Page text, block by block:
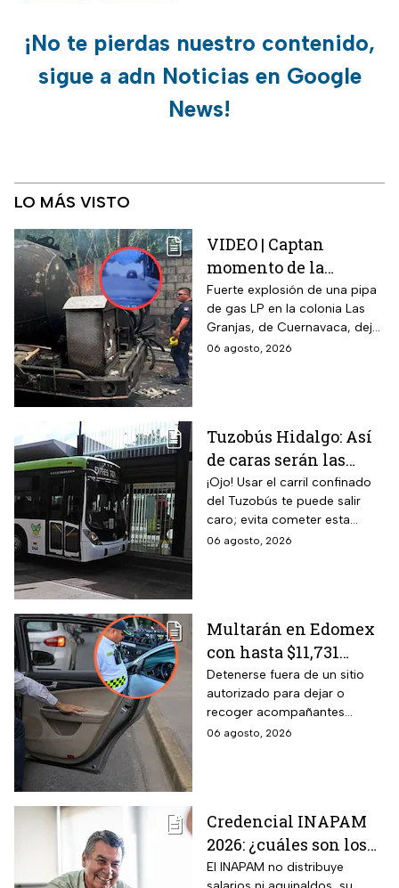
¡No te pierdas nuestro contenido,
sigue a adn Noticias en Google
News!
LO MÁS VISTO
VIDEO | Captan
momento de la
explosión de pipa de
gas en Cuernavaca:
¡Imágenes sensibles!
Fuerte explosión de una pipa
de gas LP en la colonia Las
Granjas, de Cuernavaca, dejó
21 heridos y causó pánico
06 agosto, 2026
Tuzobús Hidalgo: Así
de caras serán las
MULTAS por invadir
el carril confinado a
partir de esta fecha
¡Ojo! Usar el carril confinado
del Tuzobús te puede salir
caro; evita cometer esta
infracción a partir de agosto.
06 agosto, 2026
Multarán en Edomex
con hasta $11,731
pesos a todos los
conductores que
realicen esta práctica
tan común para subir
Detenerse fuera de un sitio
autorizado para dejar o
recoger acompañantes
puede salir carísimo en
del Reglamento de Tránsito
estatal mexiquense.
06 agosto, 2026
Credencial INAPAM
2026: ¿cuáles son los
requisitos para
El INAPAM no distribuye